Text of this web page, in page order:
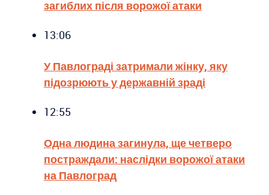
загиблих після ворожої атаки
13:06
У Павлограді затримали жінку, яку
підозрюють у державній зраді
12:55
Одна людина загинула, ще четверо
постраждали: наслідки ворожої атаки
на Павлоград